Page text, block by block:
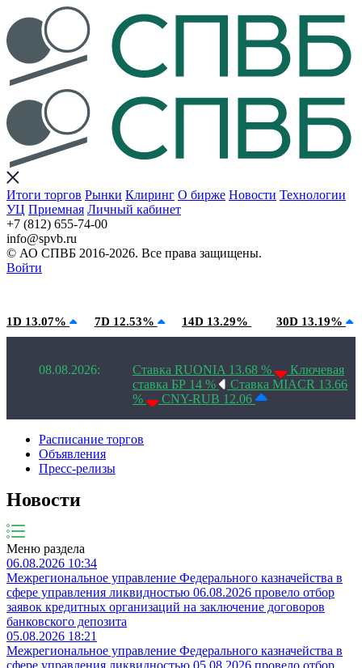
Итоги торгов Рынки Клиринг О бирже Новости Технологии
УЦ Приемная Личный кабинет
+7 (812) 655-74-00
info@spvb.ru
© АО СПВБ 2016-2026. Все права защищены.
Войти
1D 13.07% 7D 12.53% 14D 13.29% 30D 13.19%
08.08.2026: Ставка RUONIA 13.68 %
Ключевая
ставка БР 14 %
Ставка MIACR 13.66
%
CNY-RUB 12.06
Расписание торгов
Объявления
Пресс-релизы
Новости
Меню раздела
06.08.2026 10:34
Межрегиональное управление Федерального казначейства в
сфере управления ликвидностью 06.08.2026 провело отбор
заявок кредитных организаций на заключение договоров
банковского депозита
05.08.2026 18:21
Межрегиональное управление Федерального казначейства в